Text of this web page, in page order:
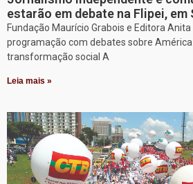
estarão em debate na Flipei, em
Fundação Maurício Grabois e Editora
programação com debates sobre
transformação social A
Leia mais »